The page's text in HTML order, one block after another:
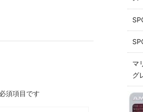
須項目です
マ
グ